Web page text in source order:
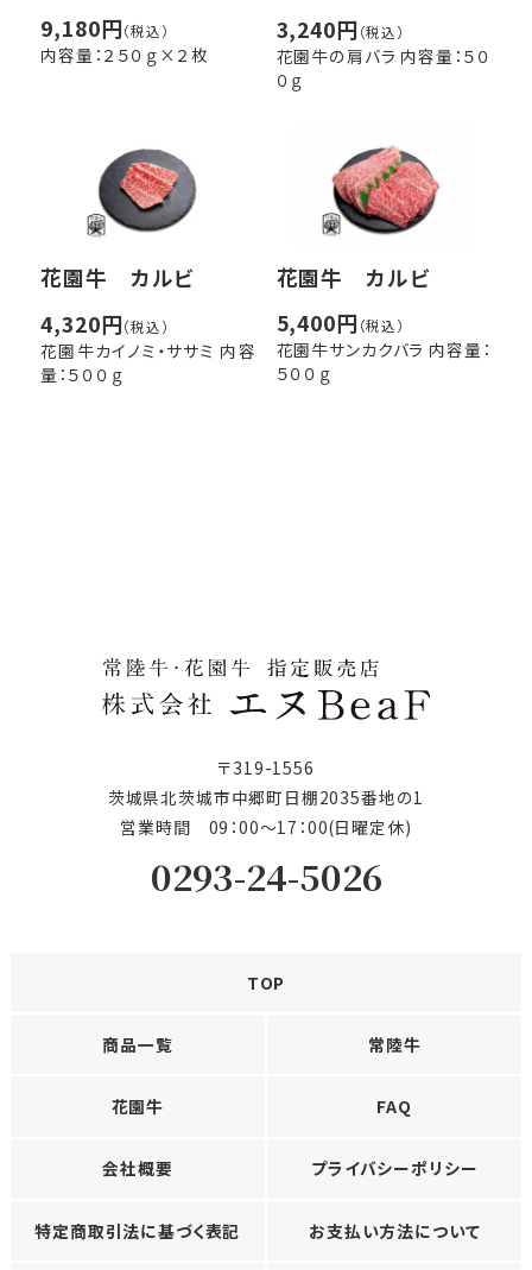
お問い合わせ
9,180円（税込）
内容量：２５０ｇ×２枚
3,240円（税込）
花園牛の肩バラ 内容量：５０
０ｇ
花園牛 カルビ
4,320円（税込）
花園牛カイノミ・ササミ 内容
量：５００ｇ
花園牛 カルビ
5,400円（税込）
花園牛サンカクバラ 内容量：
５００ｇ
〒319-1556
茨城県北茨城市中郷町日棚2035番地の1
営業時間 09：00〜17：00(日曜定休)
0293-24-5026
TOP
商品一覧 常陸牛
花園牛 FAQ
会社概要 プライバシーポリシー
特定商取引法に基づく表記 お支払い方法について